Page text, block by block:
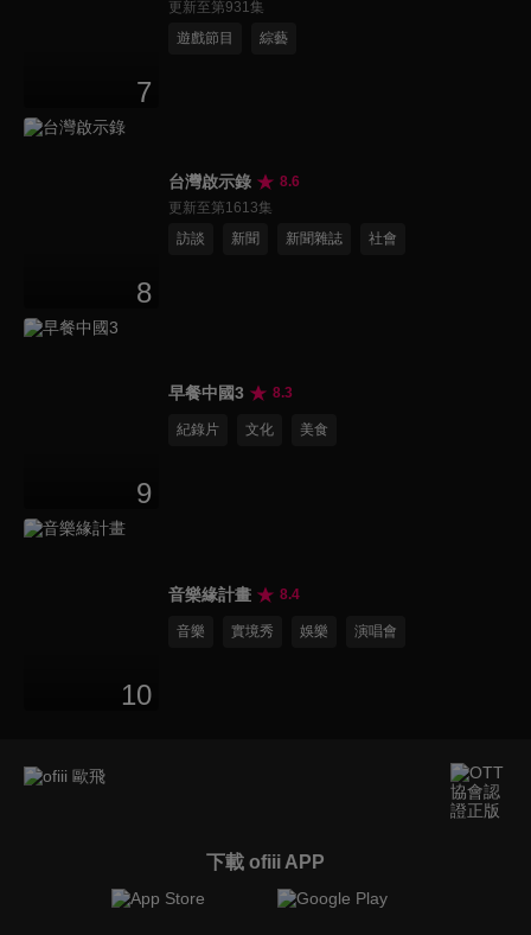
7
更新至第931集
遊戲節目
綜藝
8
台灣啟示錄
8.6
更新至第1613集
訪談
新聞 新聞雜誌 社會
9
早餐中國3 8.3
紀錄片 文化 美食
10
音樂緣計畫 8.4
音樂 實境秀 娛樂 演唱會
下載 ofiii APP